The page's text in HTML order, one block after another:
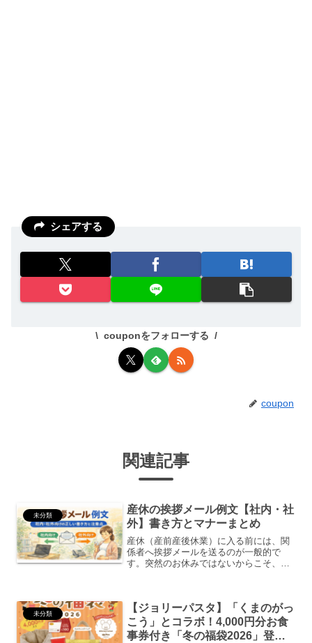
シェアする
couponをフォローする
coupon
関連記事
未分類
産休の挨拶メール例文【社内・社
外】書き方とマナーまとめ
産休（産前産後休業）に入る前には、関
係者へ挨拶メールを送るのが一般的で
す。突然のお休みではないからこそ、感
例文を紹介します。産休の挨...
未分類
【ジョリーパスタ】「くまのがっ
こう」とコラボ！4,000円分お食
事券付き「冬の福袋2026」登場